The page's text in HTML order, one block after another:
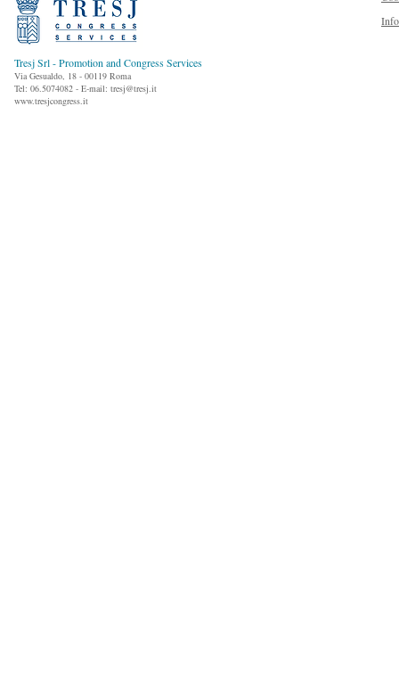
Tresj Srl - Promotion and Congress Services
Via Gesualdo, 18 - 00119 Roma
Tel: 06.5074082 - E-mail: tresj@tresj.it
www.tresjcongress.it